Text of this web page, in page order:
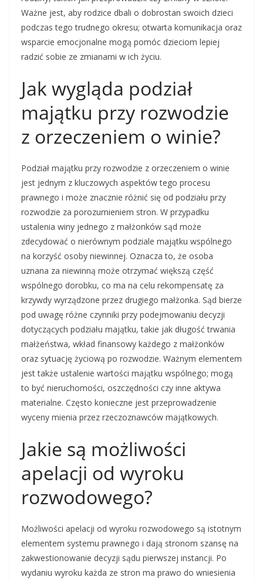
Ważne jest, aby rodzice dbali o dobrostan swoich dzieci
podczas tego trudnego okresu; otwarta komunikacja oraz
wsparcie emocjonalne mogą pomóc dzieciom lepiej
radzić sobie ze zmianami w ich życiu.
Jak wygląda podział
majątku przy rozwodzie
z orzeczeniem o winie?
Podział majątku przy rozwodzie z orzeczeniem o winie
jest jednym z kluczowych aspektów tego procesu
prawnego i może znacznie różnić się od podziału przy
rozwodzie za porozumieniem stron. W przypadku
ustalenia winy jednego z małżonków sąd może
zdecydować o nierównym podziale majątku wspólnego
na korzyść osoby niewinnej. Oznacza to, że osoba
uznana za niewinną może otrzymać większą część
wspólnego dorobku, co ma na celu rekompensatę za
krzywdy wyrządzone przez drugiego małżonka. Sąd bierze
pod uwagę różne czynniki przy podejmowaniu decyzji
dotyczących podziału majątku, takie jak długość trwania
małżeństwa, wkład finansowy każdego z małżonków
oraz sytuację życiową po rozwodzie. Ważnym elementem
jest także ustalenie wartości majątku wspólnego; mogą
to być nieruchomości, oszczędności czy inne aktywa
materialne. Często konieczne jest przeprowadzenie
wyceny mienia przez rzeczoznawców majątkowych.
Jakie są możliwości
apelacji od wyroku
rozwodowego?
Możliwości apelacji od wyroku rozwodowego są istotnym
elementem systemu prawnego i dają stronom szansę na
zakwestionowanie decyzji sądu pierwszej instancji. Po
wydaniu wyroku każda ze stron ma prawo do wniesienia